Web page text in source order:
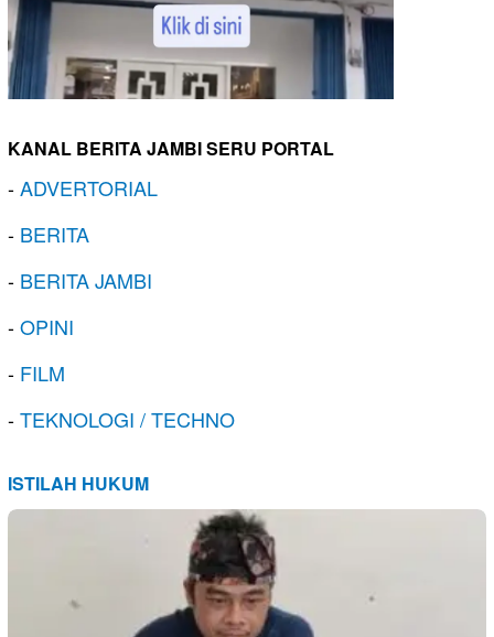
KANAL BERITA JAMBI SERU PORTAL
-ADVERTORIAL
- BERITA
- BERITA JAMBI
-OPINI
- FILM
-TEKNOLOGI / TECHNO
ISTILAH HUKUM